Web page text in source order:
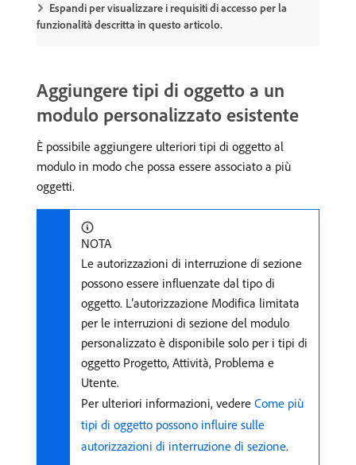
Espandi per visualizzare i requisiti di accesso per la
funzionalità descritta in questo articolo.
Aggiungere tipi di oggetto a un
modulo personalizzato esistente
È possibile aggiungere ulteriori tipi di oggetto al
modulo in modo che possa essere associato a più
oggetti.
NOTA
Le autorizzazioni di interruzione di sezione
possono essere influenzate dal tipo di
oggetto. L’autorizzazione Modifica limitata
per le interruzioni di sezione del modulo
personalizzato è disponibile solo per i tipi di
oggetto Progetto, Attività, Problema e
Utente.
Per ulteriori informazioni, vedere Come più
tipi di oggetto possono influire sulle
autorizzazioni di interruzione di sezione.